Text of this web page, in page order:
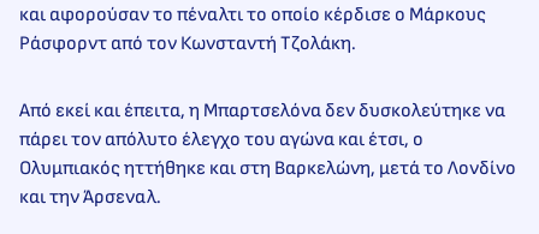
και αφορούσαν το πέναλτι το οποίο κέρδισε ο Μάρκους
Ράσφορντ από τον Κωνσταντή Τζολάκη.
Από εκεί και έπειτα, η Μπαρτσελόνα δεν δυσκολεύτηκε να
πάρει τον απόλυτο έλεγχο του αγώνα και έτσι, ο
Ολυμπιακός ηττήθηκε και στη Βαρκελώνη, μετά το Λονδίνο
και την Άρσεναλ.